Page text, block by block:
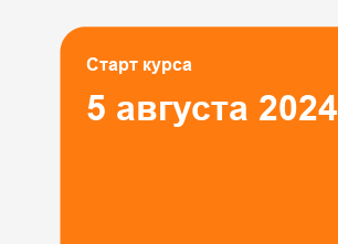
5 августа 2024
Старт курса